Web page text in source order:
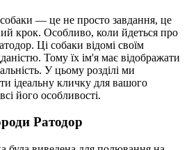
— це не просто завдання, це
крок. Особливо, коли йдеться про
Ці собаки відомі своїм
Тому їх ім'я має відображати
У цьому розділі ми
ідеальну кличку для вашого
його особливості.
Ратодор